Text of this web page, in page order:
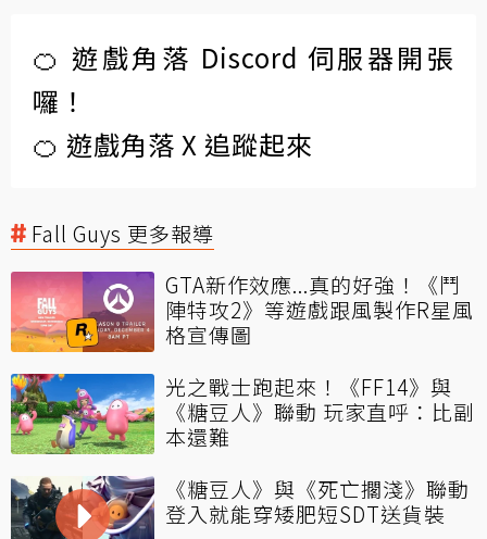
🍊 遊戲角落 Discord 伺服器開張
囉！
🍊 遊戲角落 X 追蹤起來
Fall Guys 更多報導
GTA新作效應...真的好強！《鬥
陣特攻2》等遊戲跟風製作R星風
格宣傳圖
光之戰士跑起來！《FF14》與
《糖豆人》聯動 玩家直呼：比副
本還難
《糖豆人》與《死亡擱淺》聯動
登入就能穿矮肥短SDT送貨裝